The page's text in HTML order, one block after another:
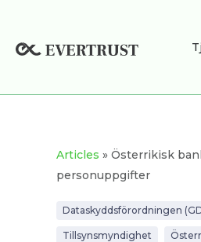
content
Articles » Österrikisk
personuppgifter
Dataskyddsförordningen
Tillsynsmyndighet